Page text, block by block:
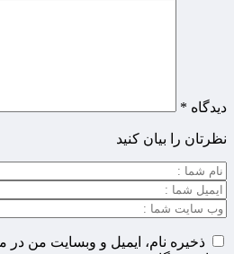
دیدگاه *
نظرتان را بیان کنید
ذخیره نام، ایمیل و وبسایت من در